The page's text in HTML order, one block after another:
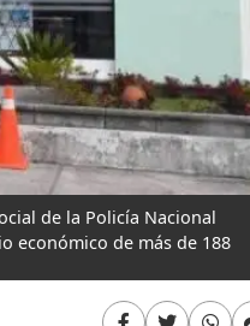
de la Policía Nacional
económico de más de 188